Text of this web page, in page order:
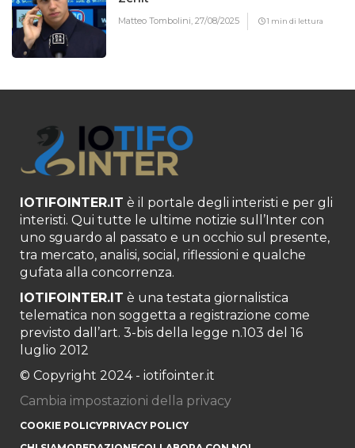
Matteo Tombolini,27/08/2025 1 min di lettura
IOTIFOINTER.IT è il portale degli interisti e per gli
interisti. Qui tutte le ultime notizie sull’Inter con
uno sguardo al passato e un occhio sul presente,
tra mercato, analisi, social, riflessioni e qualche
gufata alla concorrenza.
IOTIFOINTER.IT è una testata giornalistica
telematica non soggetta a registrazione come
previsto dall’art. 3-bis della legge n.103 del 16
luglio 2012
© Copyright 2024 - iotifointer.it
Cambia impostazioni della privacy
COOKIE POLICYPRIVACY POLICY